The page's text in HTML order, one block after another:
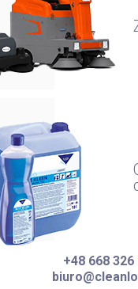
+48 668 326